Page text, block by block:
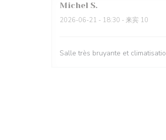
Michel S
2026-06-21 - 18:30 - 来宾 10
Salle très bruyante et